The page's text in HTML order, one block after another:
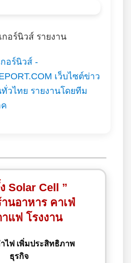
อร์นิวส์ รายงาน
อร์นิวส์ -
เว็บไซต์ข่าว
วไทย รายงานโดยทีม
Solar Cell ”
นอาหาร คาเฟ่
แฟ โรงงาน
ไฟ เพิ่มประสิทธิภาพ
ธุรกิจ